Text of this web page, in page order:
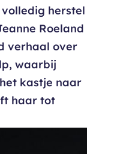
herstel
Roeland
verhaal over
waarbij
kastje naar
haar tot